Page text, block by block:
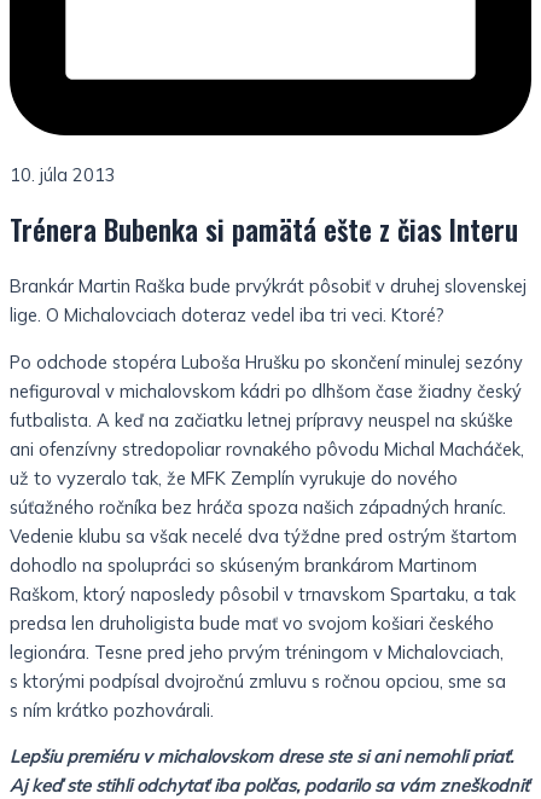
10. júla 2013
Trénera Bubenka si pamätá ešte z čias Interu
Brankár Martin Raška bude prvýkrát pôsobiť v druhej slovenskej
lige. O Michalovciach doteraz vedel iba tri veci. Ktoré?
Po odchode stopéra Luboša Hrušku po skončení minulej sezóny
nefiguroval v michalovskom kádri po dlhšom čase žiadny český
futbalista. A keď na začiatku letnej prípravy neuspel na skúške
ani ofenzívny stredopoliar rovnakého pôvodu Michal Macháček,
už to vyzeralo tak, že MFK Zemplín vyrukuje do nového
súťažného ročníka bez hráča spoza našich západných hraníc.
Vedenie klubu sa však necelé dva týždne pred ostrým štartom
dohodlo na spolupráci so skúseným brankárom Martinom
Raškom, ktorý naposledy pôsobil v trnavskom Spartaku, a tak
predsa len druholigista bude mať vo svojom košiari českého
legionára. Tesne pred jeho prvým tréningom v Michalovciach,
s ktorými podpísal dvojročnú zmluvu s ročnou opciou, sme sa
s ním krátko pozhovárali.
Lepšiu premiéru v michalovskom drese ste si ani nemohli priať.
Aj keď ste stihli odchytať iba polčas, podarilo sa vám zneškodniť